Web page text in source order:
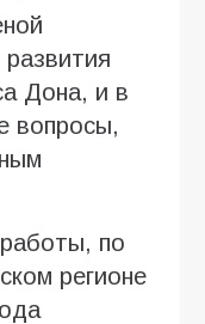
Дона, и в
вопросы,
по
регионе